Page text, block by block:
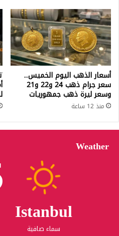
أسعار الذهب اليوم الخميس..
سعر جرام ذهب 24 و22 و21
وسعر ليرة ذهب جمهوريات
منذ 12 ساعة
Weather
Istanbul
سماء صافية